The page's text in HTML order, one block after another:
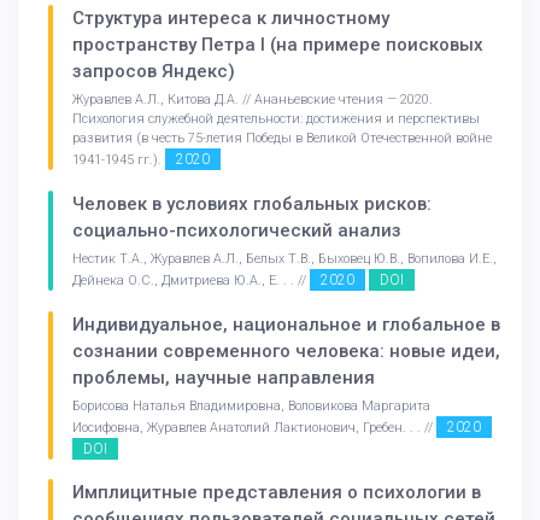
Структура интереса к личностному
пространству Петра I (на примере поисковых
запросов Яндекс)
Журавлев А.Л., Китова Д.А. // Ананьевские чтения — 2020.
Психология служебной деятельности: достижения и перспективы
развития (в честь 75-летия Победы в Великой Отечественной войне
1941-1945 гг.).
2020
Человек в условиях глобальных рисков:
социально-психологический анализ
Нестик Т.А., Журавлев А.Л., Белых Т.В., Быховец Ю.В., Вопилова И.Е.,
Дейнека О.С., Дмитриева Ю.А., Е. . . //
2020 DOI
Индивидуальное, национальное и глобальное в
сознании современного человека: новые идеи,
проблемы, научные направления
Борисова Наталья Владимировна, Воловикова Маргарита
Иосифовна, Журавлев Анатолий Лактионович, Гребен. . . //
2020
DOI
Имплицитные представления о психологии в